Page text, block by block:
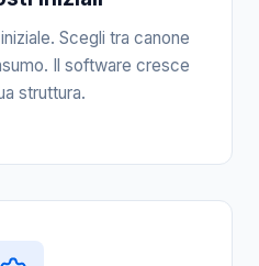
Scegli tra canone
Il software cresce
struttura.